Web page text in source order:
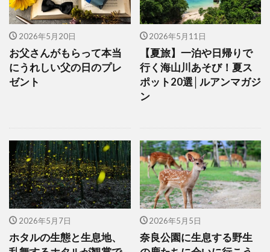
2026年5月20日
お父さんがもらって本当
にうれしい父の日のプレ
ゼント
2026年5月11日
【夏旅】一泊や日帰りで
行く海山川あそび！夏ス
ポット20選│ルアンマガジ
ン
2026年5月7日
ホタルの生態と生息地、
2026年5月5日
奈良公園に生息する野生